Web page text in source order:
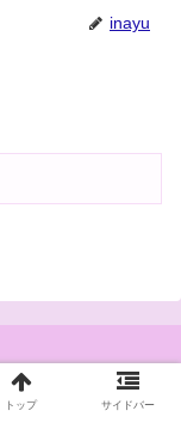
inayu
トップ サイドバー